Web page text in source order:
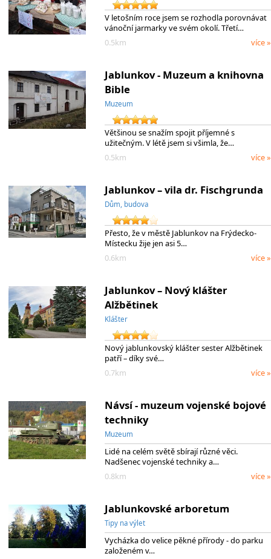
V letošním roce jsem se rozhodla porovnávat
vánoční jarmarky ve svém okolí. Třetí…
0.5km
více »
Jablunkov - Muzeum a knihovna
Bible
Muzeum
Většinou se snažím spojit příjemné s
užitečným. V létě jsem si všimla, že…
0.5km
více »
Jablunkov – vila dr. Fischgrunda
Dům, budova
Přesto, že v městě Jablunkov na Frýdecko-
Místecku žije jen asi 5…
0.6km
více »
Jablunkov – Nový klášter
Alžbětinek
Klášter
Nový jablunkovský klášter sester Alžbětinek
patří – díky své…
0.7km
více »
Návsí - muzeum vojenské bojové
techniky
Muzeum
Lidé na celém světě sbírají různé věci.
Nadšenec vojenské techniky a…
0.8km
více »
Jablunkovské arboretum
Tipy na výlet
Vycházka do velice pěkné přírody - do parku
založeném v…